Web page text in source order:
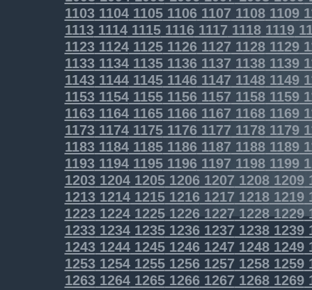
1103110411051106110711081109
1113111411151116111711181119
11231124112511261127 11281129
11331134113511361137 11381139
11431144114511461147 11481149
11531154115511561157 11581159
11631164116511661167 11681169
11731174117511761177 11781179
11831184118511861187 11881189
11931194119511961197 11981199
12031204120512061207 12081209
12131214121512161217 12181219
1223122412251226122712281229
1233123412351236123712381239
1243124412451246124712481249
1253125412551256125712581259
1263126412651266126712681269